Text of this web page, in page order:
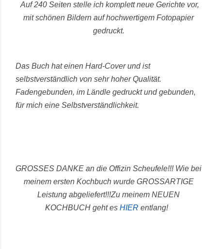
Auf 240 Seiten stelle ich komplett neue Gerichte vor,
mit schönen Bildern auf hochwertigem Fotopapier
gedruckt.
Das Buch hat einen Hard-Cover und ist
selbstverständlich von sehr hoher Qualität.
Fadengebunden, im Ländle gedruckt und gebunden,
für mich eine Selbstverständlichkeit.
GROSSES DANKE an die Offizin Scheufele!!! Wie bei
meinem ersten Kochbuch wurde GROSSARTIGE
Leistung abgeliefert!!!Zu meinem NEUEN
KOCHBUCH geht es HIER entlang!